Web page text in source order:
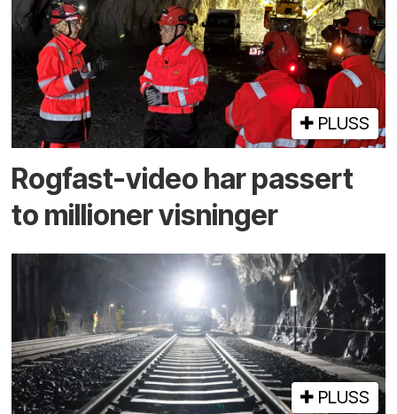
PLUSS
Rogfast-video har passert
to millioner visninger
PLUSS